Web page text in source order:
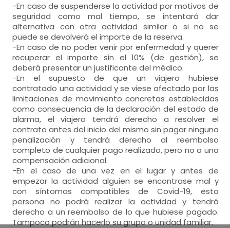
-En caso de suspenderse la actividad por motivos de
seguridad como mal tiempo, se intentará dar
alternativa con otra actividad similar o si no se
puede se devolverá el importe de la reserva.
-En caso de no poder venir por enfermedad y querer
recuperar el importe sin el 10% (de gestión), se
deberá presentar un justificante del médico.
-En el supuesto de que un viajero hubiese
contratado una actividad y se viese afectado por las
limitaciones de movimiento concretas establecidas
como consecuencia de la declaración del estado de
alarma, el viajero tendrá derecho a resolver el
contrato antes del inicio del mismo sin pagar ninguna
penalización y tendrá derecho al reembolso
completo de cualquier pago realizado, pero no a una
compensación adicional.
-En el caso de una vez en el lugar y antes de
empezar la actividad alguien se encontrase mal y
con síntomas compatibles de Covid-19, esta
persona no podrá realizar la actividad y tendrá
derecho a un reembolso de lo que hubiese pagado.
Tampoco podrán hacerlo su grupo o unidad familiar.